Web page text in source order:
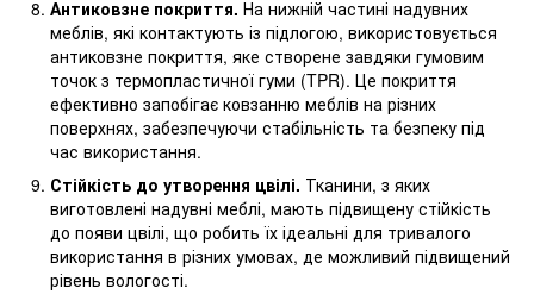
Антиковзне покриття. На нижній частині надувних
меблів, які контактують із підлогою, використовується
антиковзне покриття, яке створене завдяки гумовим
точок з термопластичної гуми (TPR). Це покриття
ефективно запобігає ковзанню меблів на різних
поверхнях, забезпечуючи стабільність та безпеку під
час використання.
Стійкість до утворення цвілі. Тканини, з яких
виготовлені надувні меблі, мають підвищену стійкість
до появи цвілі, що робить їх ідеальні для тривалого
використання в різних умовах, де можливий підвищений
рівень вологості.